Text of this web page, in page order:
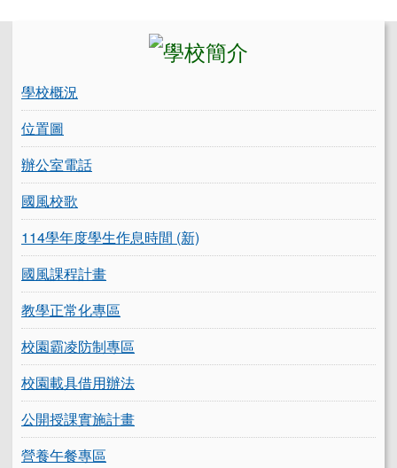
學校概況
位置圖
辦公室電話
國風校歌
114學年度學生作息時間 (新)
國風課程計畫
教學正常化專區
校園霸凌防制專區
校園載具借用辦法
公開授課實施計畫
營養午餐專區